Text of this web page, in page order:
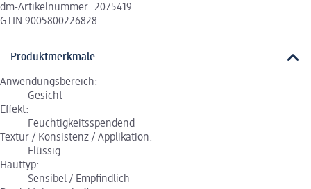
dm-Artikelnummer: 2075419
GTIN 9005800226828
Produktmerkmale
Anwendungsbereich:
Gesicht
Effekt:
Feuchtigkeitsspendend
Textur / Konsistenz / Applikation:
Flüssig
Hauttyp:
Sensibel / Empfindlich